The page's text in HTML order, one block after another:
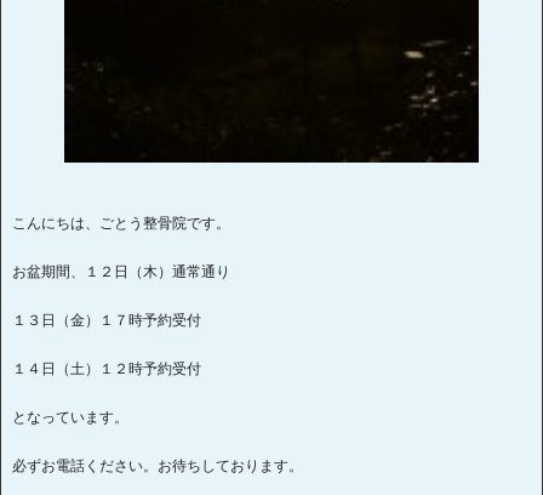
こんにちは、ごとう整骨院です。
お盆期間、１２日（木）通常通り
１３日（金）１７時予約受付
１４日（土）１２時予約受付
となっています。
必ずお電話ください。お待ちしております。